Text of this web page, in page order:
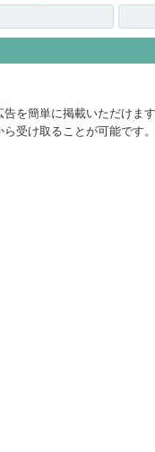
を簡単に掲載いただけます
受け取ることが可能です。